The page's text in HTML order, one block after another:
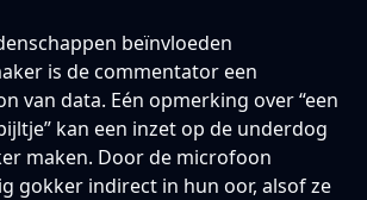
beïnvloeden
is de commentator een
van data. Eén opmerking over “een
kan een inzet op de underdog
maken. Door de microfoon
gokker indirect in hun oor, alsof ze